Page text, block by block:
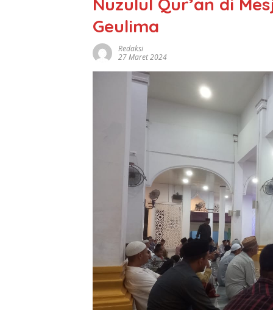
Geulima
Redaksi
27 Maret 2024